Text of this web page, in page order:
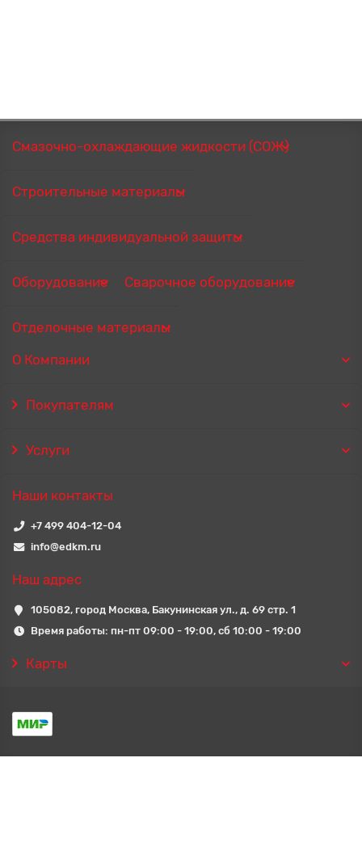
Смазочно-охлаждающие жидкости (СОЖ)
Строительные материалы
Средства индивидуальной защиты
Оборудование Сварочное оборудование
Отделочные материалы
О Компании
Покупателям
Услуги
Наши контакты
+7 499 404-12-04
info@edkm.ru
Наш адрес
105082, город Москва, Бакунинская ул., д. 69 стр. 1
Время работы: пн-пт 09:00 - 19:00, сб 10:00 - 19:00
Карты